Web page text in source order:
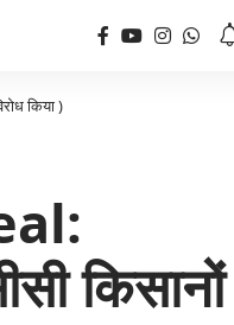
किया )